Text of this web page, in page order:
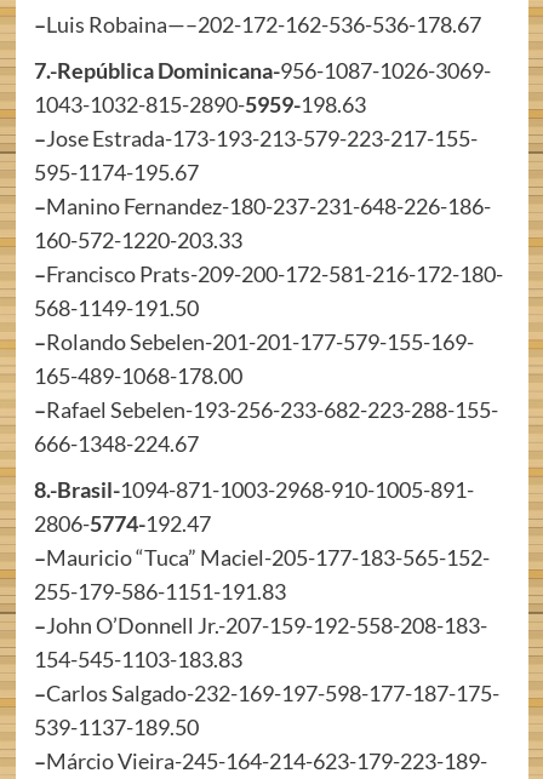
–Luis Robaina—–202-172-162-536-536-178.67
7.-República Dominicana-956-1087-1026-3069-
1043-1032-815-2890-5959-198.63
–Jose Estrada-173-193-213-579-223-217-155-
595-1174-195.67
–Manino Fernandez-180-237-231-648-226-186-
160-572-1220-203.33
–Francisco Prats-209-200-172-581-216-172-180-
568-1149-191.50
–Rolando Sebelen-201-201-177-579-155-169-
165-489-1068-178.00
–Rafael Sebelen-193-256-233-682-223-288-155-
666-1348-224.67
8.-Brasil-1094-871-1003-2968-910-1005-891-
2806-5774-192.47
–Mauricio “Tuca” Maciel-205-177-183-565-152-
255-179-586-1151-191.83
–John O’Donnell Jr.-207-159-192-558-208-183-
154-545-1103-183.83
–Carlos Salgado-232-169-197-598-177-187-175-
539-1137-189.50
–Márcio Vieira-245-164-214-623-179-223-189-